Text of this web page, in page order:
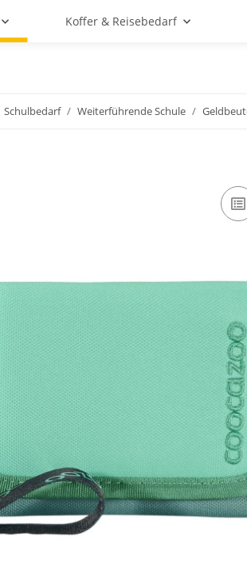
Koffer & Reisebedarf
Schulbedarf Weiterführende Schule